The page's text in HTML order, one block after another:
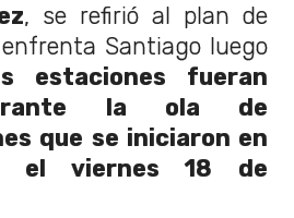
, se refirió al plan de
Santiago luego
estaciones fueran
la ola de
que se iniciaron en
el viernes 18 de